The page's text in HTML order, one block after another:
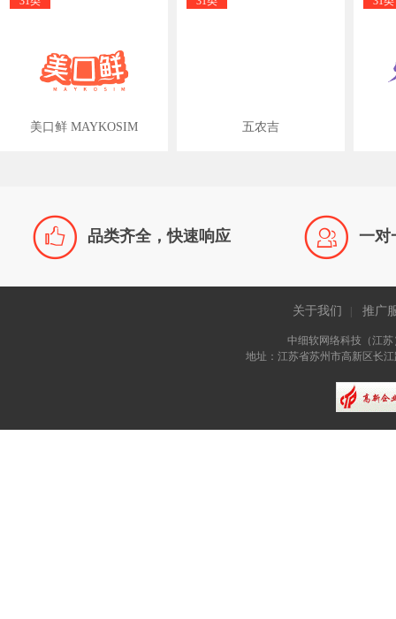
美口鲜 MAYKOSIM 五农吉
 品类齐全，快速响应  一对
关于我们 推广
中细软网络科技（江
地址：江苏省苏州市高新区长